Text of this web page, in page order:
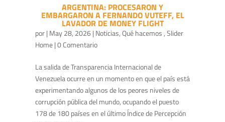
ARGENTINA: PROCESARON Y
EMBARGARON A FERNANDO VUTEFF, EL
LAVADOR DE MONEY FLIGHT
por| May 28, 2026| Noticias,Qué hacemos ,Slider
Home| 0 Comentario
La salida de Transparencia Internacional de
Venezuela ocurre en un momento en que el país está
experimentando algunos de los peores niveles de
corrupción pública del mundo, ocupando el puesto
178 de 180 países en el último Índice de Percepción